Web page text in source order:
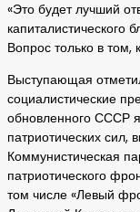
«Это будет лучший
Вопрос только в том,
Выступающая
социалистические
обновленного СССР
патриотических
Коммунистическая
патриотического
том числе «Левый